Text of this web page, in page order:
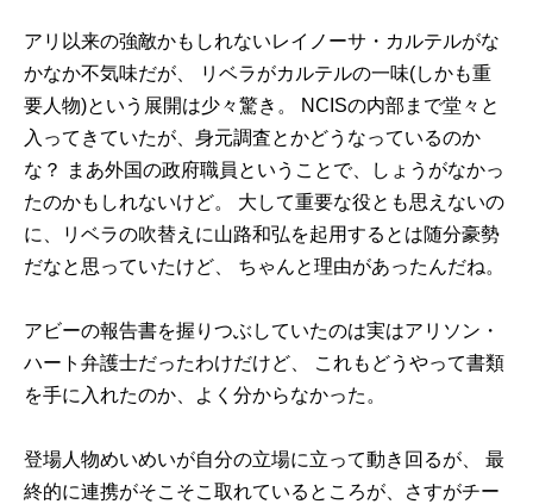
アリ以来の強敵かもしれないレイノーサ・カルテルがな
かなか不気味だが、 リベラがカルテルの一味(しかも重
要人物)という展開は少々驚き。 NCISの内部まで堂々と
入ってきていたが、身元調査とかどうなっているのか
な？ まあ外国の政府職員ということで、しょうがなかっ
たのかもしれないけど。 大して重要な役とも思えないの
に、リベラの吹替えに山路和弘を起用するとは随分豪勢
だなと思っていたけど、 ちゃんと理由があったんだね。
アビーの報告書を握りつぶしていたのは実はアリソン・
ハート弁護士だったわけだけど、 これもどうやって書類
を手に入れたのか、よく分からなかった。
登場人物めいめいが自分の立場に立って動き回るが、 最
終的に連携がそこそこ取れているところが、さすがチー